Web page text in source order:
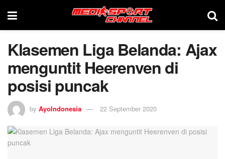
Klasemen Liga Belanda: Ajax
menguntit Heerenven di
posisi puncak
by AyoIndonesia 22 September 2020